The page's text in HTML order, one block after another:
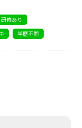
研修あり
学歴不問